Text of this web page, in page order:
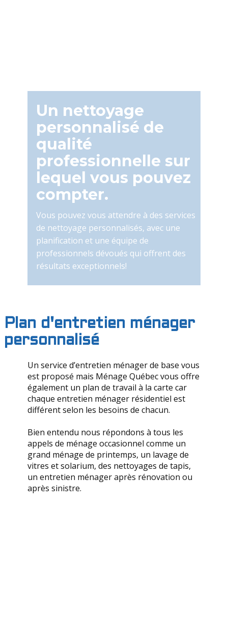
Un nettoyage
personnalisé de
qualité
professionnelle sur
lequel vous pouvez
compter.
Vous pouvez vous attendre à des services
de nettoyage personnalisés, avec une
planification et une équipe de
professionnels dévoués qui offrent des
résultats exceptionnels!
Plan d'entretien ménager
personnalisé
Un service d’entretien ménager de base vous
est proposé mais Ménage Québec vous offre
également un plan de travail à la carte car
chaque entretien ménager résidentiel est
différent selon les besoins de chacun.
Bien entendu nous répondons à tous les
appels de ménage occasionnel comme un
grand ménage de printemps, un lavage de
vitres et solarium, des nettoyages de tapis,
un entretien ménager après rénovation ou
après sinistre.